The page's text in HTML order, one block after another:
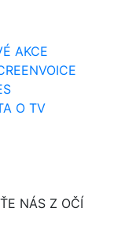
AKCE
O TV
NÁS Z OČÍ